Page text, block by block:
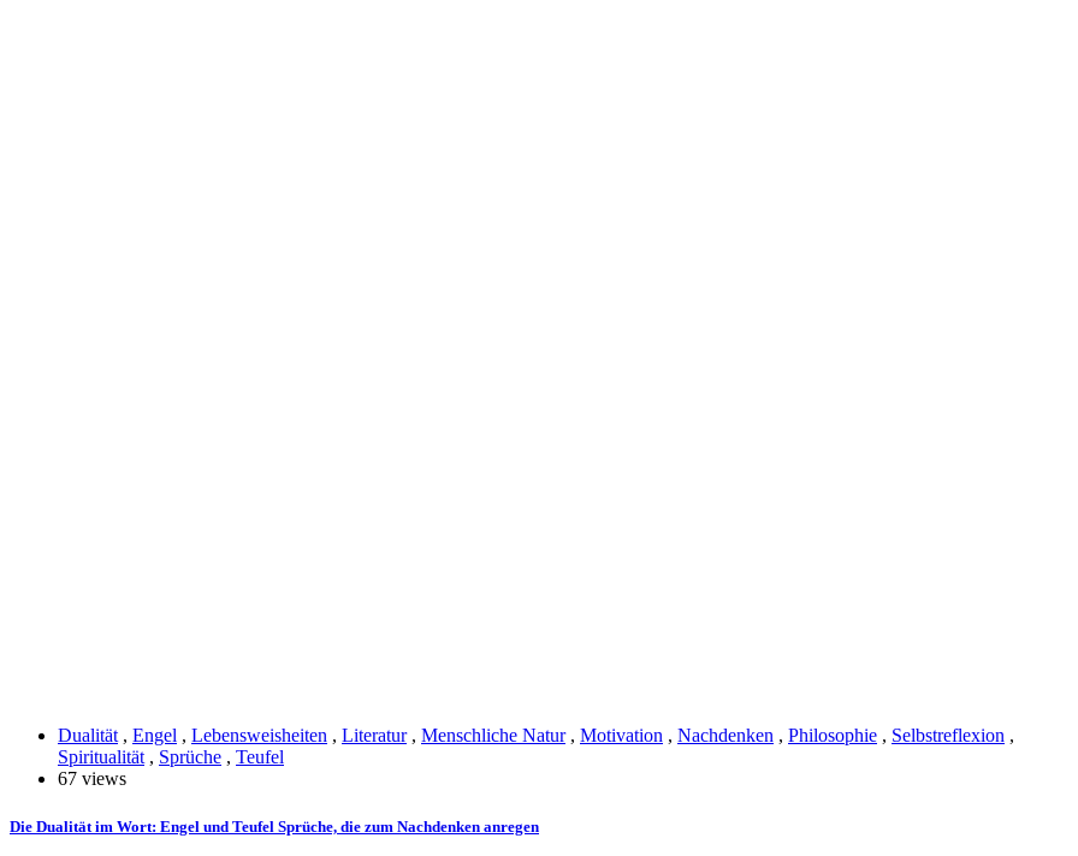
Dualität, Engel , Lebensweisheiten , Literatur, Menschliche Natur, Motivation , Nachdenken , Philosophie , Selbstreflexion ,
Spiritualität, Sprüche , Teufel
67 views
Die Dualität im Wort: Engel und Teufel Sprüche, die zum Nachdenken anregen